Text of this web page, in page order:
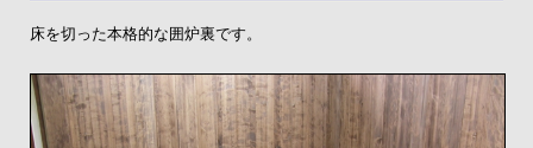
床を切った本格的な囲炉裏です。